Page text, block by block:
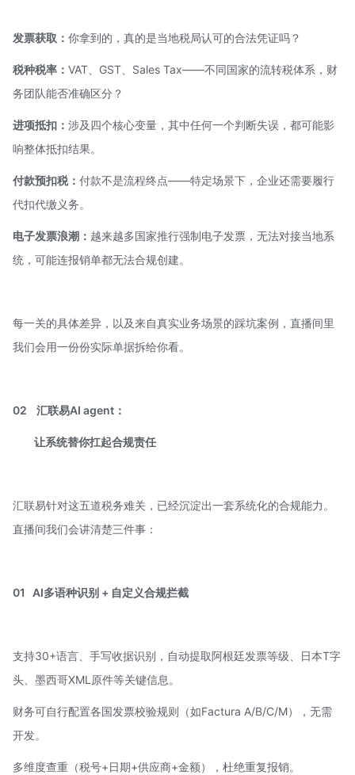
发票获取： 你拿到的，真的是当地税局认可的合法凭证吗？
税种税率： VAT、GST、Sales Tax——不同国家的流转税体系，财
务团队能否准确区分？
进项抵扣： 涉及四个核心变量，其中任何一个判断失误，都可能影
响整体抵扣结果。
付款预扣税： 付款不是流程终点——特定场景下，企业还需要履行
代扣代缴义务。
电子发票浪潮： 越来越多国家推行强制电子发票，无法对接当地系
统，可能连报销单都无法合规创建。
每一关的具体差异，以及来自真实业务场景的踩坑案例，直播间里
我们会用一份份实际单据拆给你看。
02 汇联易AI agent ：
让系统替你扛起合规责任
汇联易针对这五道税务难关，已经沉淀出一套系统化的合规能力。
直播间我们会讲清楚三件事：
01 AI多语种识别 + 自定义合规拦截
支持30+语言、手写收据识别，自动提取阿根廷发票等级、日本T字
头、墨西哥XML原件等关键信息。
财务可自行配置各国发票校验规则（如Factura A/B/C/M），无需
开发。
多维度查重（税号+日期+供应商+金额），杜绝重复报销。